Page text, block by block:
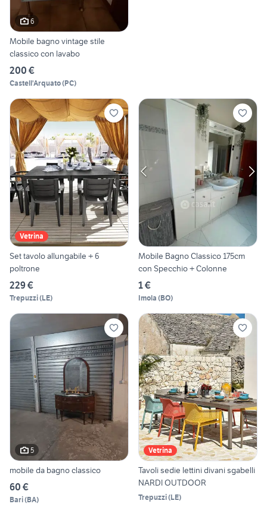
6
Mobile bagno vintage stile
classico con lavabo
200 €
Castell'Arquato(PC)
Vetrina
Set tavolo allungabile + 6
poltrone
229 €
Trepuzzi(LE)
Mobile Bagno Classico 175cm
con Specchio + Colonne
1 €
Imola (BO)
5
mobile da bagno classico
60 €
Bari(BA)
Vetrina
Tavoli sedie lettini divani sgabelli
NARDI OUTDOOR
Trepuzzi(LE)